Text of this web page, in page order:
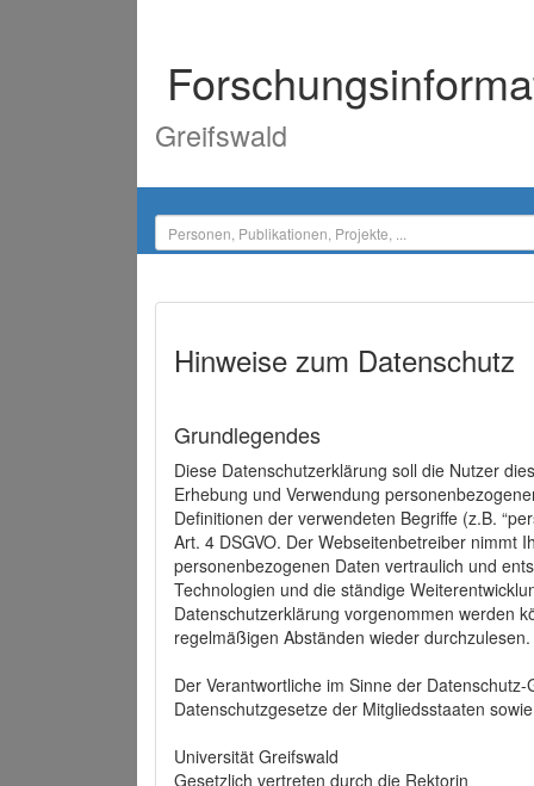
Greifswald
Hinweise zum Datenschutz
Grundlegendes
Diese Datenschutzerklärung soll die Nutzer
Erhebung und Verwendung
Definitionen der verwendeten Begriffe (z.B.
Art. 4 DSGVO. Der Webseitenbetreiber nimmt
personenbezogenen Daten vertraulich und
Technologien und die ständige
Datenschutzerklärung vorgenommen werden
regelmäßigen Abständen wieder durchzulesen.
Der Verantwortliche im Sinne der
Datenschutzgesetze der Mitgliedsstaaten
Universität Greifswald
Gesetzlich vertreten durch die Rektorin